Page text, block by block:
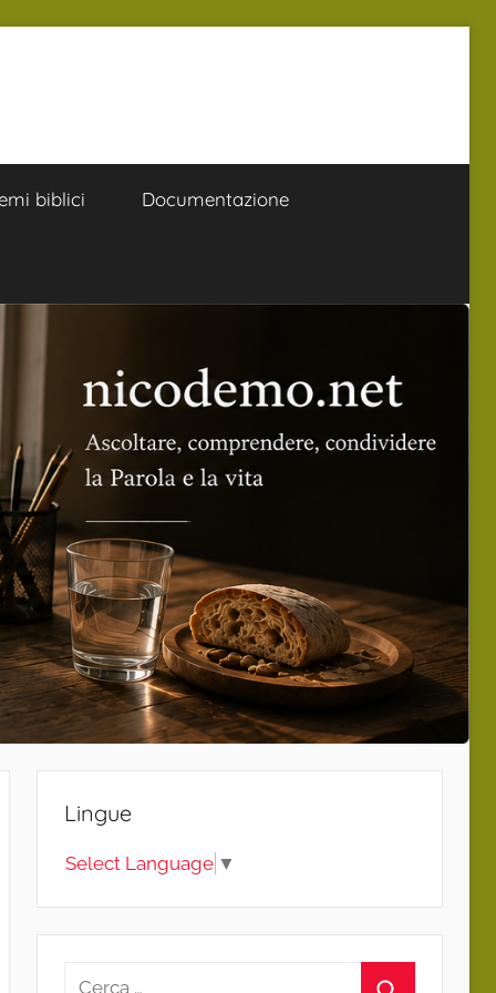
biblici Documentazione
Lingue
Select Language ▼
Ricerca